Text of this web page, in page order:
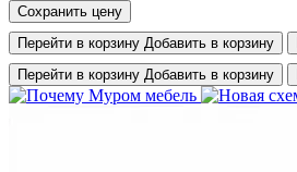
Сохранить цену
Перейти в корзину Добавить в корзину
Перейти в корзину Добавить в корзину